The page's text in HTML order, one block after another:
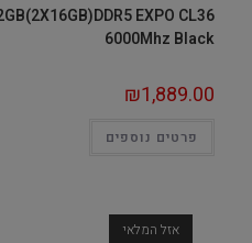
EXPO CL36
6000Mhz Black
₪1,889.00
פרטים נוספים
אזל המלאי